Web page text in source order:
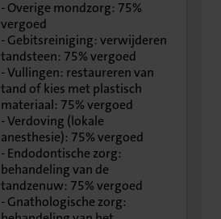
- Overige mondzorg: 75%
vergoed
- Gebitsreiniging: verwijderen
tandsteen: 75% vergoed
- Vullingen: restaureren van
tand of kies met plastisch
materiaal: 75% vergoed
- Verdoving (lokale
anesthesie): 75% vergoed
- Endodontische zorg:
behandeling van de
tandzenuw: 75% vergoed
- Gnathologische zorg: